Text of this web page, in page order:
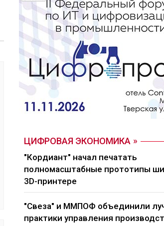
ЦИФРОВАЯ ЭКОНОМИКА
"Кордиант" начал печатать
полномасштабные прототипы
3D-принтере
"Свеза" и ММПОФ объединили
практики управления